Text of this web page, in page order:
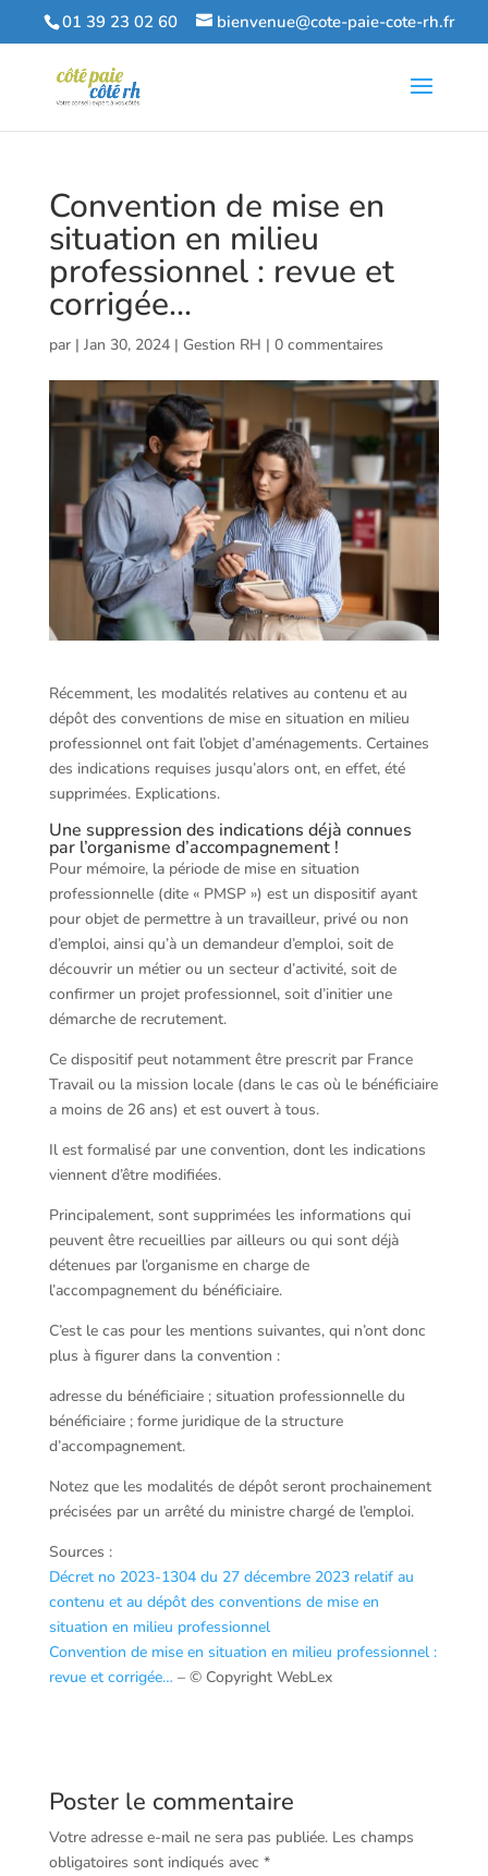
01 39 23 02 60 bienvenue@cote-paie-cote-rh.fr
Convention de mise en
situation en milieu
professionnel : revue et
corrigée…
par | Jan 30, 2024| Gestion RH | 0 commentaires
Récemment, les modalités relatives au contenu et au
dépôt des conventions de mise en situation en milieu
professionnel ont fait l’objet d’aménagements. Certaines
des indications requises jusqu’alors ont, en effet, été
supprimées. Explications.
Une suppression des indications déjà connues
par l’organisme d’accompagnement !
Pour mémoire, la période de mise en situation
professionnelle (dite « PMSP ») est un dispositif ayant
pour objet de permettre à un travailleur, privé ou non
d’emploi, ainsi qu’à un demandeur d’emploi, soit de
découvrir un métier ou un secteur d’activité, soit de
confirmer un projet professionnel, soit d’initier une
démarche de recrutement.
Ce dispositif peut notamment être prescrit par France
Travail ou la mission locale (dans le cas où le bénéficiaire
a moins de 26 ans) et est ouvert à tous.
Il est formalisé par une convention, dont les indications
viennent d’être modifiées.
Principalement, sont supprimées les informations qui
peuvent être recueillies par ailleurs ou qui sont déjà
détenues par l’organisme en charge de
l’accompagnement du bénéficiaire.
C’est le cas pour les mentions suivantes, qui n’ont donc
plus à figurer dans la convention :
adresse du bénéficiaire ; situation professionnelle du
bénéficiaire ; forme juridique de la structure
d’accompagnement.
Notez que les modalités de dépôt seront prochainement
précisées par un arrêté du ministre chargé de l’emploi.
Sources :
Décret no 2023-1304 du 27 décembre 2023 relatif au
contenu et au dépôt des conventions de mise en
situation en milieu professionnel
Convention de mise en situation en milieu professionnel :
revue et corrigée… – © Copyright WebLex
Poster le commentaire
Votre adresse e-mail ne sera pas publiée. Les champs
obligatoires sont indiqués avec *